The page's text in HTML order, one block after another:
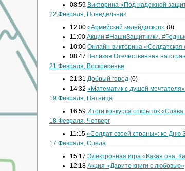
08:59 Викторина «Под надежной
22 Февраля, Понедельник
12:00 «Армейский калейдоскоп» (0)
11:00 Акции #НашиЗащитники,
10:00 Онлайн-викторина «Солдатская
08:47 Великая Отечественная на
21 Февраля, Воскресенье
21:31 Добрый город (0)
14:32 «Математик с душой
19 Февраля, Пятница
16:59 Итоги конкурса открыток
18 Февраля, Четверг
11:15 «Солдат своей страны»: ко Дню
17 Февраля, Среда
15:17 Электронная игра «Какая она,
12:18 Акция «Дарите книги с любовью»